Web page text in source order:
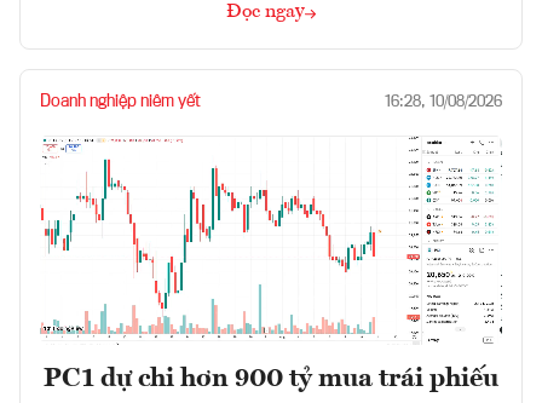
Đọc ngay
Doanh nghiệp niêm yết 16:28, 10/08/2026
PC1 dự chi hơn 900 tỷ mua trái phiếu